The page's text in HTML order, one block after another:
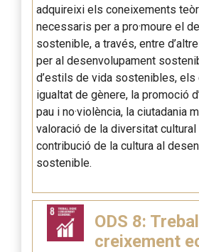
adquireixi els coneixements
necessaris per a pro·moure el
sostenible, a través, entre
per al desenvolupament
d’estils de vida sostenibles, els
igualtat de gènere, la promoció
pau i no·violència, la ciutadania
valoració de la diversitat cultural
contribució de la cultura al
sostenible.
ODS 8:
creixement